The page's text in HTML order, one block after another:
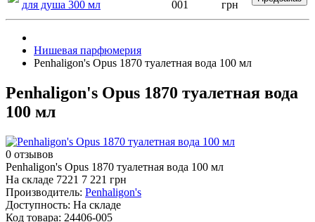
для душа 300 мл
001
грн
Нишевая парфюмерия
Penhaligon's Opus 1870 туалетная вода 100 мл
Penhaligon's Opus 1870 туалетная вода
100 мл
0 отзывов
Penhaligon's Opus 1870 туалетная вода 100 мл
На складе 7221 7 221 грн
Производитель: Penhaligon's
Доступность: На складе
Код товара: 24406-005